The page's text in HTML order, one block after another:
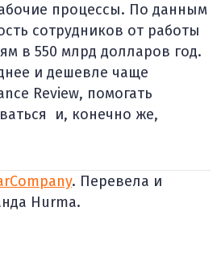
процессы. По данным
сотрудников от работы
в 550 млрд долларов год.
и дешевле чаще
Review, помогать
и, конечно же,
. Перевела и
Hurma.